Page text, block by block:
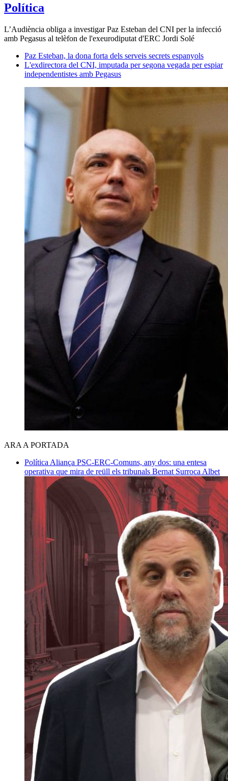
Política
L’Audiència obliga a investigar Paz Esteban del CNI per la infecció
amb Pegasus al telèfon de l'exeurodiputat d'ERC Jordi Solé
Paz Esteban, la dona forta dels serveis secrets espanyols
L'exdirectora del CNI, imputada per segona vegada per espiar
independentistes amb Pegasus
ARA A PORTADA
Política Aliança PSC-ERC-Comuns, any dos: una entesa
operativa que mira de reüll els tribunals Bernat Surroca Albet